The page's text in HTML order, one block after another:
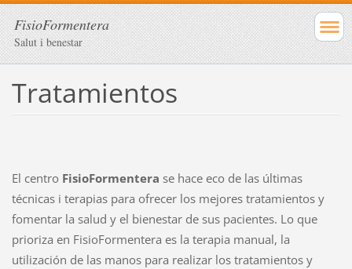
FisioFormentera
Salut i benestar
Tratamientos
El centro FisioFormentera se hace eco de las últimas
técnicas i terapias para ofrecer los mejores tratamientos y
fomentar la salud y el bienestar de sus pacientes. Lo que
prioriza en FisioFormentera es la terapia manual, la
utilización de las manos para realizar los tratamientos y